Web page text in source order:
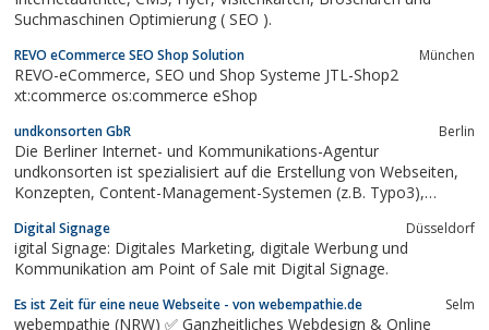
Suchmaschinen Optimierung ( SEO ).
REVO eCommerce SEO Shop Solution München
REVO-eCommerce, SEO und Shop Systeme JTL-Shop2
xt:commerce os:commerce eShop
undkonsorten GbR Berlin
Die Berliner Internet- und Kommunikations-Agentur
undkonsorten ist spezialisiert auf die Erstellung von Webseiten,
Konzepten, Content-Management-Systemen (z.B. Typo3),
(Print, Flyer).
Digital Signage Düsseldorf
igital Signage: Digitales Marketing, digitale Werbung und
Kommunikation am Point of Sale mit Digital Signage.
Es ist Zeit für eine neue Webseite - von webempathie.de Selm
webempathie (NRW) ✅ Ganzheitliches Webdesign & Online